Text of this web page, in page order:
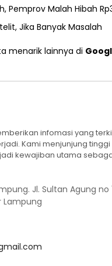
Pemprov Malah Hibah
Jika Banyak Masalah
menarik lainnya di
infomasi yang
Kami menjunjung tinggi
kewajiban utama
Jl. Sultan Agung no
Lampung